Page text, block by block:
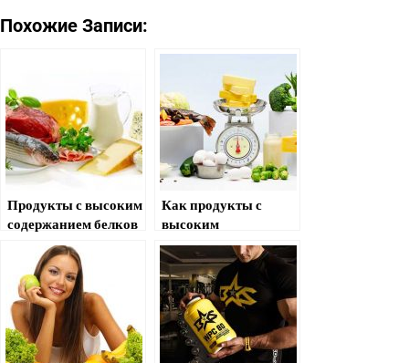
Похожие Записи:
Продукты с высоким
содержанием белков
Как продукты с
высоким
гликемическим
индексом мешают
похудению?